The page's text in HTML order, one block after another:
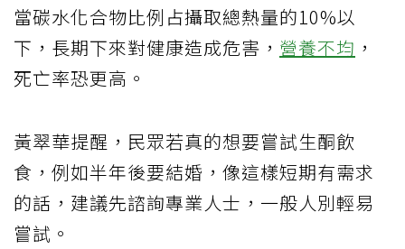
當碳水化合物比例占攝取總熱量的10%以
下，長期下來對健康造成危害， 營養不均 ，
死亡率恐更高。
黃翠華提醒，民眾若真的想要嘗試生酮飲
食，例如半年後要結婚，像這樣短期有需求
的話，建議先諮詢專業人士，一般人別輕易
嘗試。